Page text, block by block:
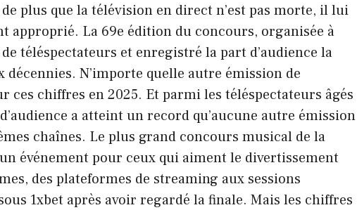
plus que la télévision en direct n’est pas morte, il lui
approprié. La 69e édition du concours, organisée à
téléspectateurs et enregistré la part d’audience la
décennies. N’importe quelle autre émission de
chiffres en 2025. Et parmi les téléspectateurs âgés
a atteint un record qu’aucune autre émission
chaînes. Le plus grand concours musical de la
événement pour ceux qui aiment le divertissement
des plateformes de streaming aux sessions
1xbet après avoir regardé la finale. Mais les chiffres